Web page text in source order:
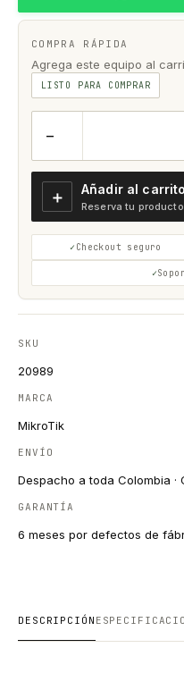
COMPRA RÁPIDA
Agrega este equipo al
LISTO PARA COMPRAR
−
＋ Añadir al carrito
Reserva tu
Checkout seguro
SKU
20989
MARCA
MikroTik
ENVÍO
Despacho a toda Colombia
GARANTÍA
6 meses por defectos de
DESCRIPCIÓN